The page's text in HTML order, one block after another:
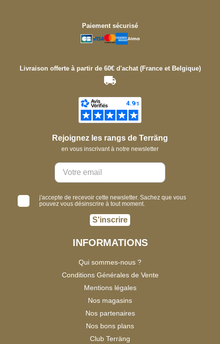
Paiement sécurisé
Livraison offerte à partir de 60€ d'achat (France et Belgique)
Rejoignez les rangs de Terräng
en vous inscrivant à notre newsletter
j'accepte de recevoir cette newsletter. Sachez que vous
pouvez vous désinscrire à tout moment.
S'inscrire
INFORMATIONS
Qui sommes-nous ?
Conditions Générales de Vente
Mentions légales
Nos magasins
Nos partenaires
Nos bons plans
Club Terräng